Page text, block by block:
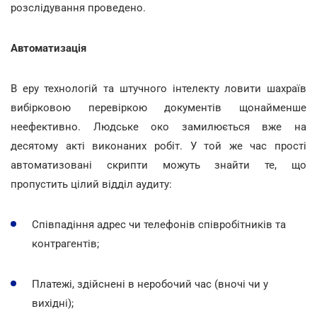
розслідування проведено.
Автоматизація
В еру технологій та штучного інтелекту ловити шахраїв
вибірковою перевіркою документів щонайменше
неефективно. Людське око замилюється вже на
десятому акті виконаних робіт. У той же час прості
автоматизовані скрипти можуть знайти те, що
пропустить цілий відділ аудиту:
Співпадіння адрес чи телефонів співробітників та
контрагентів;
Платежі, здійснені в неробочий час (вночі чи у
вихідні);